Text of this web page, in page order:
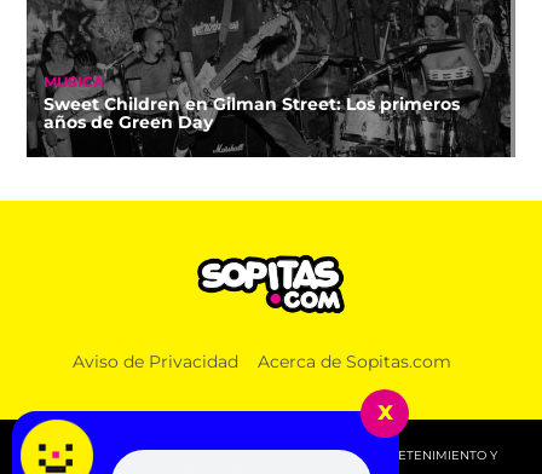
MÚSICA
Sweet Children en Gilman Street: Los primeros
años de Green Day
Aviso de Privacidad Acerca de Sopitas.com
© 2026 SOPITAS.COM - MÚSICA, NOTICIAS, DEPORTES, ENTRETENIMIENTO Y
x